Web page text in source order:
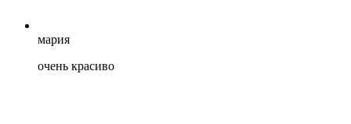
мария
очень красиво